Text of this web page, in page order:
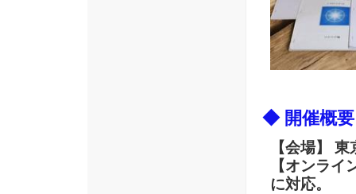
◆ 開催概
【会場】
【オンラ
に対応。